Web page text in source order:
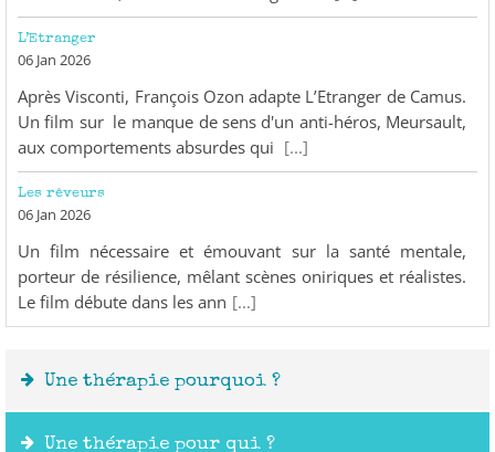
L’Etranger
06 Jan 2026
Après Visconti, François Ozon adapte L’Etranger de Camus.
Un film sur le manque de sens d'un anti-héros, Meursault,
aux comportements absurdes qui [...]
Les rêveurs
06 Jan 2026
Un film nécessaire et émouvant sur la santé mentale,
porteur de résilience, mêlant scènes oniriques et réalistes.
Le film débute dans les ann [...]
Une thérapie pourquoi ?
Une thérapie pour qui ?